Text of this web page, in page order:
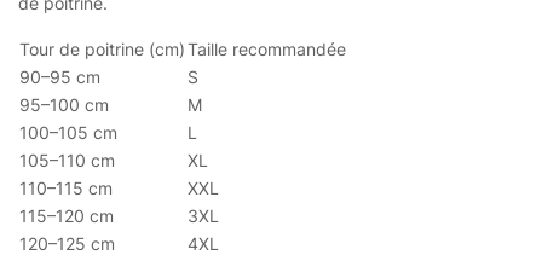
Tour de poitrine (cm)Taille recommandée
90–95 cm
S
95–100 cm
M
100–105 cm
L
105–110 cm
XL
110–115 cm
XXL
115–120 cm
3XL
120–125 cm
4XL